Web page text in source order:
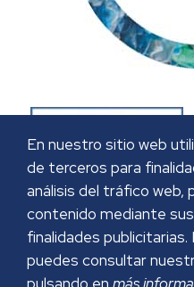
En nuestro sitio web
de terceros para
análisis del tráfico web,
contenido mediante
finalidades
puedes consultar